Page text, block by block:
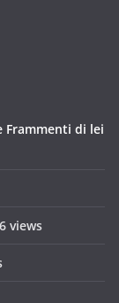
Frammenti di lei
views